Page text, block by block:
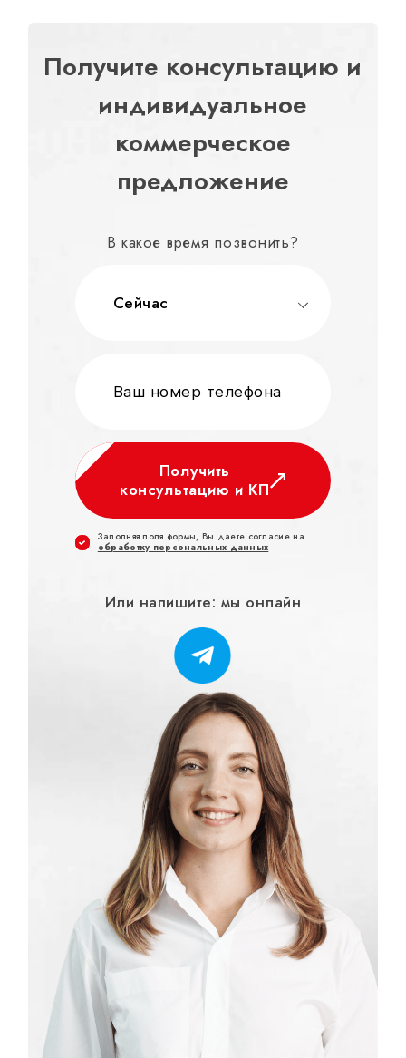
Получите консультацию и
индивидуальное
коммерческое
предложение
В какое время позвонить?
Сейчас
Получить
консультацию и КП
Заполняя поля формы, Вы даете согласие на
обработку персональных данных
Или напишите: мы онлайн